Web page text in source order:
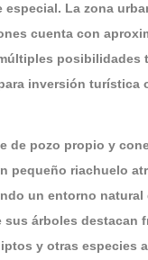
especial. La zona
cuenta con
posibilidades
inversión turística
de pozo propio y
pequeño riachuelo
un entorno
sus árboles destacan
y otras especies